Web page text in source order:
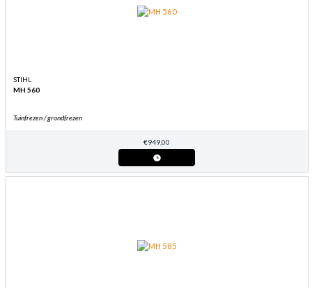
STIHL
MH 560
Tuinfrezen / grondfrezen
€949,00